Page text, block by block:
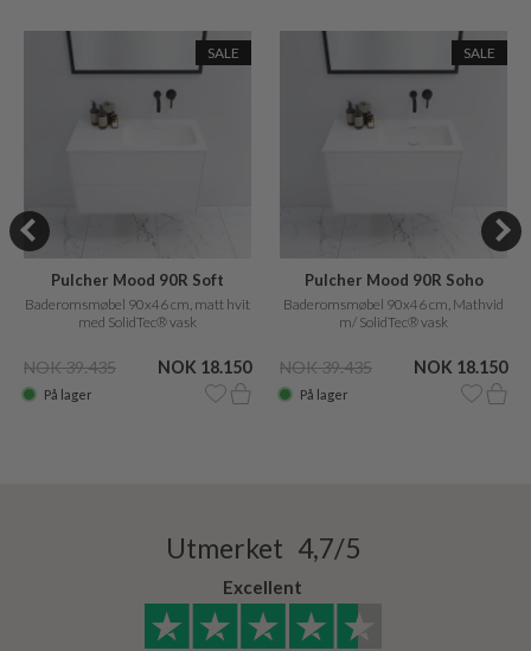
SALE
Pulcher Mood 90R Soft
Baderomsmøbel 90x46 cm, matt hvit
med SolidTec® vask
NOK 39.435 NOK 18.150
På lager
SALE
Pulcher Mood 90R Soho
Baderomsmøbel 90x46 cm, Mathvid
m/ SolidTec® vask
NOK 39.435 NOK 18.150
På lager
Utmerket 4,7/5
Excellent